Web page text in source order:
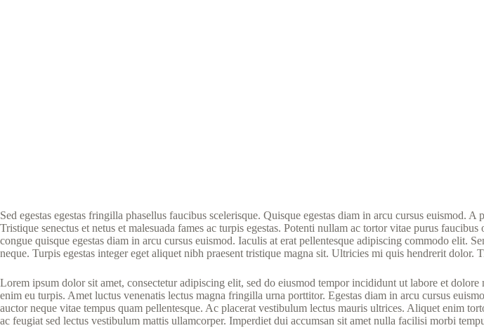
Sed egestas egestas fringilla phasellus faucibus scelerisque. Quisque egestas diam in arcu cursus
Tristique senectus et netus et malesuada fames ac turpis egestas. Potenti nullam ac tortor vitae purus
congue quisque egestas diam in arcu cursus euismod. Iaculis at erat pellentesque adipiscing commodo
neque. Turpis egestas integer eget aliquet nibh praesent tristique magna sit. Ultricies mi quis hendrerit
Lorem ipsum dolor sit amet, consectetur adipiscing elit, sed do eiusmod tempor incididunt ut labore et
enim eu turpis. Amet luctus venenatis lectus magna fringilla urna porttitor. Egestas diam in arcu cursus
auctor neque vitae tempus quam pellentesque. Ac placerat vestibulum lectus mauris ultrices. Aliquet enim
ac feugiat sed lectus vestibulum mattis ullamcorper. Imperdiet dui accumsan sit amet nulla facilisi morbi